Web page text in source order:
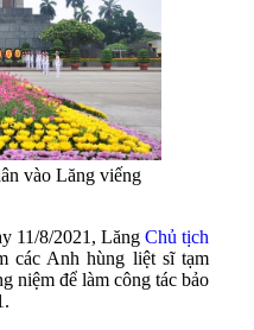
vào Lăng viếng
11/8/2021, Lăng Chủ tịch
các Anh hùng liệt sĩ tạm
niệm để làm công tác bảo